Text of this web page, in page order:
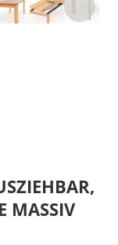
MASSIV